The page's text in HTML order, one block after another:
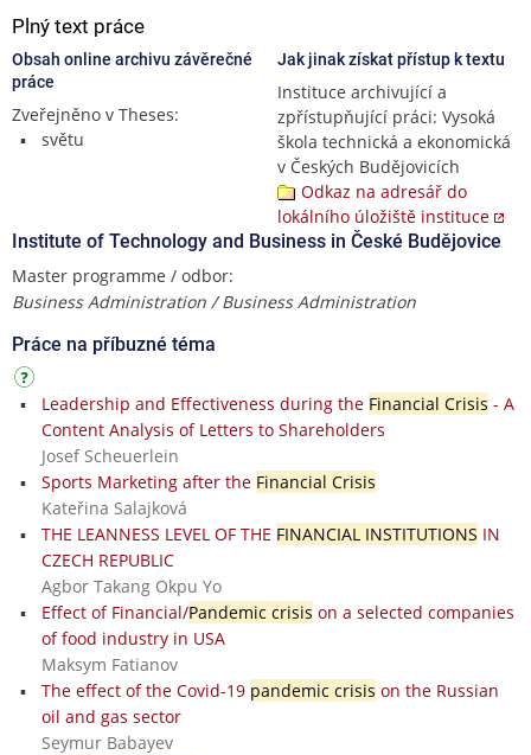
Plný text práce
Obsah online archivu závěrečné
práce
Zveřejněno v Theses:
světu
Jak jinak získat přístup k textu
Instituce archivující a
zpřístupňující práci: Vysoká
škola technická a ekonomická
v Českých Budějovicích
Odkaz na adresář do
lokálního úložiště instituce
Institute of Technology and Business in České Budějovice
Master programme / odbor:
Business Administration / Business Administration
Práce na příbuzné téma
Leadership and Effectiveness during the Financial Crisis - A
Content Analysis of Letters to Shareholders
Josef Scheuerlein
Sports Marketing after the Financial Crisis
Kateřina Salajková
THE LEANNESS LEVEL OF THE FINANCIAL INSTITUTIONS IN
CZECH REPUBLIC
Agbor Takang Okpu Yo
Effect of Financial/Pandemic crisis on a selected companies
of food industry in USA
Maksym Fatianov
The effect of the Covid-19 pandemic crisis on the Russian
oil and gas sector
Seymur Babayev